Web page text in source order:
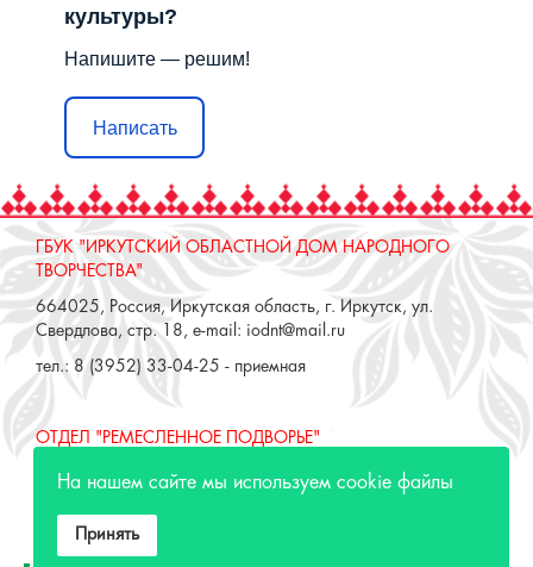
культуры?
Напишите — решим!
Написать
ГБУК "ИРКУТСКИЙ ОБЛАСТНОЙ ДОМ НАРОДНОГО
ТВОРЧЕСТВА"
664025, Россия, Иркутская область, г. Иркутск, ул.
Свердлова, стр. 18, e-mail: iodnt@mail.ru
тел.: 8 (3952) 33-04-25 - приемная
ОТДЕЛ "РЕМЕСЛЕННОЕ ПОДВОРЬЕ"
664025, Россия, Иркутская область, г. Иркутск, ул. 3 июля,
тел.: 8 (3952) 48-71-30
На нашем сайте мы используем cookie файлы
Принять